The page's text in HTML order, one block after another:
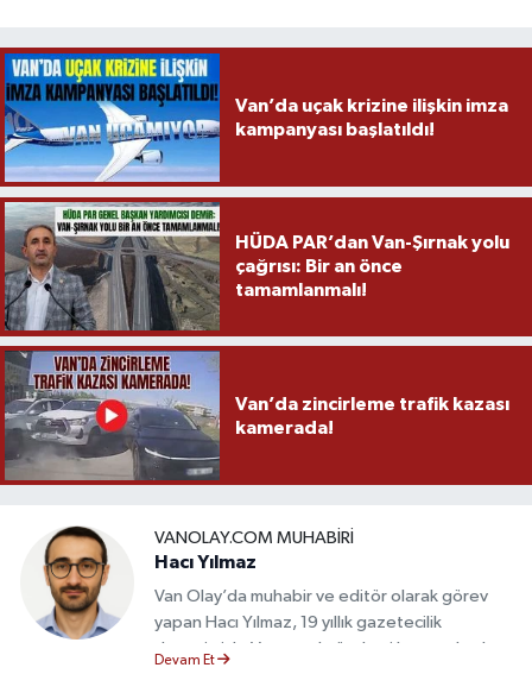
Van’da uçak krizine ilişkin imza
kampanyası başlatıldı!
HÜDA PAR’dan Van-Şırnak yolu
çağrısı: Bir an önce
tamamlanmalı!
Van’da zincirleme trafik kazası
kamerada!
VANOLAY.COM MUHABIRI
Hacı Yılmaz
Van Olay’da muhabir ve editör olarak görev
yapan Hacı Yılmaz, 19 yıllık gazetecilik
deneyimiyle Van yerel gündemi başta olmak
Devam Et